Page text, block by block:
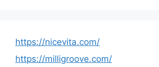
https://nicevita.com/
https://milligroove.com/